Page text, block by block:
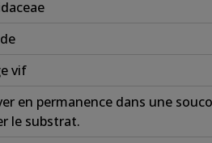
vif
en permanence dans une
le substrat.